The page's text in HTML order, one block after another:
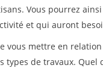
Vous pourrez
et qui auront
vous mettre en
types de travaux.